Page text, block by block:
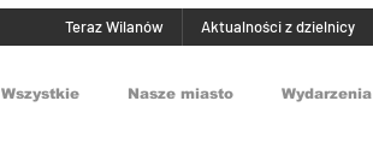
Teraz Wilanów Aktualności z dzielnicy
Wszystkie Nasze miasto Wydarzenia